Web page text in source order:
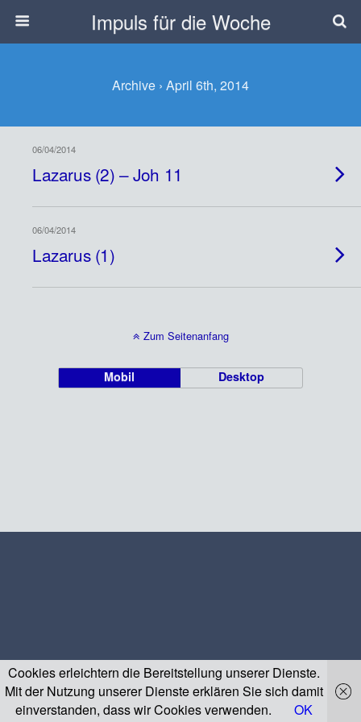
Impuls für die Woche
Archive › April 6th, 2014
06/04/2014
Lazarus (2) – Joh 11
06/04/2014
Lazarus (1)
Zum Seitenanfang
Mobil Desktop
Cookies erleichtern die Bereitstellung unserer Dienste.
Mit der Nutzung unserer Dienste erklären Sie sich damit
einverstanden, dass wir Cookies verwenden.
OK